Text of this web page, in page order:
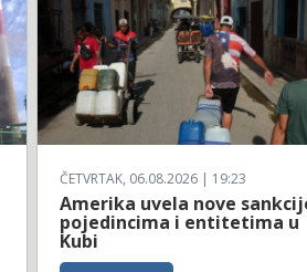
ČETVRTAK, 06.08.2026 | 19:23
Amerika uvela nove
pojedincima i entitetima u
Kubi